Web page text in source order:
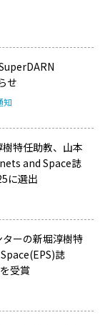
せ
知
特任助教、山本
and Space誌
に選出
ーの新堀淳樹特
誌
受賞